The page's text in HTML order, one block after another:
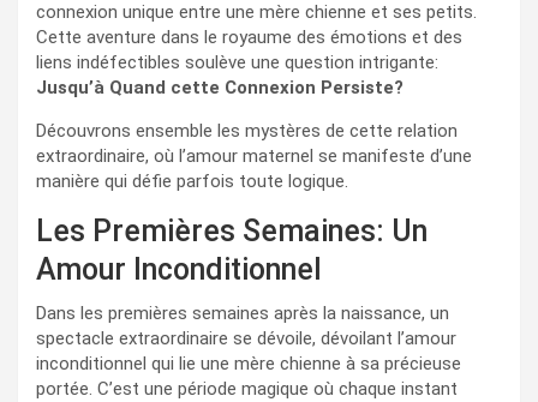
connexion unique entre une mère chienne et ses petits.
Cette aventure dans le royaume des émotions et des
liens indéfectibles soulève une question intrigante:
Jusqu’à Quand cette Connexion Persiste?
Découvrons ensemble les mystères de cette relation
extraordinaire, où l’amour maternel se manifeste d’une
manière qui défie parfois toute logique.
Les Premières Semaines: Un
Amour Inconditionnel
Dans les premières semaines après la naissance, un
spectacle extraordinaire se dévoile, dévoilant l’amour
inconditionnel qui lie une mère chienne à sa précieuse
portée. C’est une période magique où chaque instant